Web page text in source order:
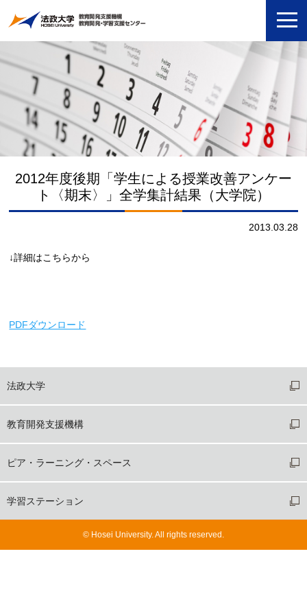
2012年度後期「学生による授業改善アンケー
ト〈期末〉」全学集計結果（大学院）
2013.03.28
↓詳細はこちらから
PDFダウンロード
法政大学
教育開発支援機構
ピア・ラーニング・スペース
学習ステーション
© Hosei University.All rights reserved.